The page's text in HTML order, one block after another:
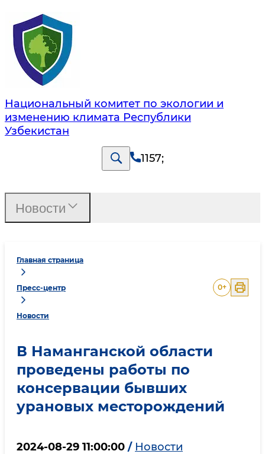
Национальный комитет по экологии и
изменению климата Республики
Узбекистан
1157;
Главная страница
Пресс-центр
Новости
0+
В Наманганской области
проведены работы по
консервации бывших
урановых месторождений
2024-08-29 11:00:00 / Новости
Новости